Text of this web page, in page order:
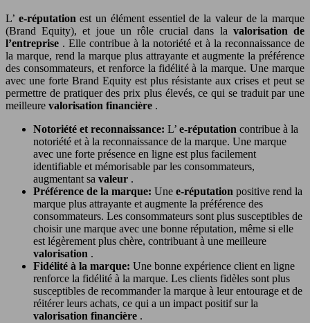
L’ e-réputationest un élément essentiel de la valeur de la marque
(Brand Equity), et joue un rôle crucial dans la valorisation de
l’entreprise . Elle contribue à la notoriété et à la reconnaissance de
la marque, rend la marque plus attrayante et augmente la préférence
des consommateurs, et renforce la fidélité à la marque. Une marque
avec une forte Brand Equity est plus résistante aux crises et peut se
permettre de pratiquer des prix plus élevés, ce qui se traduit par une
meilleure valorisation financière .
Notoriété et reconnaissance: L’ e-réputation contribue à la
notoriété et à la reconnaissance de la marque. Une marque
avec une forte présence en ligne est plus facilement
identifiable et mémorisable par les consommateurs,
augmentant sa valeur .
Préférence de la marque: Une e-réputation positive rend la
marque plus attrayante et augmente la préférence des
consommateurs. Les consommateurs sont plus susceptibles de
choisir une marque avec une bonne réputation, même si elle
est légèrement plus chère, contribuant à une meilleure
valorisation .
Fidélité à la marque: Une bonne expérience client en ligne
renforce la fidélité à la marque. Les clients fidèles sont plus
susceptibles de recommander la marque à leur entourage et de
réitérer leurs achats, ce qui a un impact positif sur la
valorisation financière .